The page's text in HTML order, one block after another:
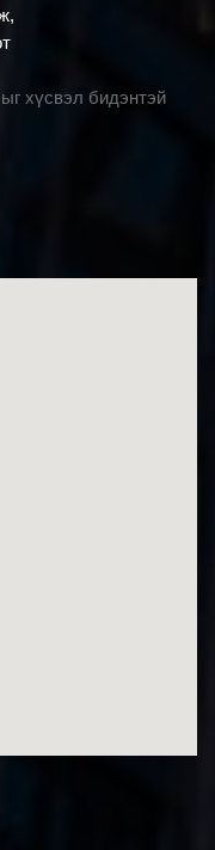
хүсвэл бидэнтэй